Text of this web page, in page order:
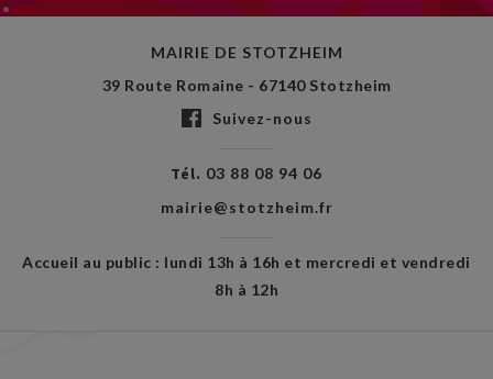
MAIRIE DE STOTZHEIM
39 Route Romaine - 67140 Stotzheim
Suivez-nous
Tél. 03 88 08 94 06
mairie@stotzheim.fr
Accueil au public : lundi 13h à 16h et mercredi et vendredi
8h à 12h